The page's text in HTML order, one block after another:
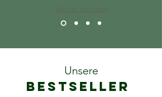
Michael Hennebo
Unsere
Bestseller